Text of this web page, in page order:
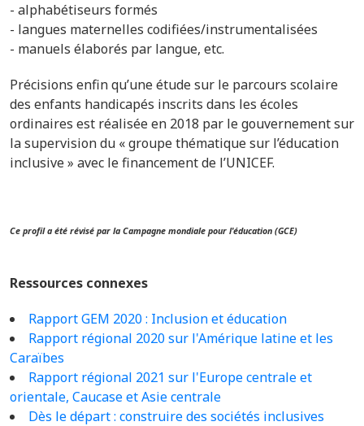
- alphabétiseurs formés
- langues maternelles codifiées/instrumentalisées
- manuels élaborés par langue, etc.
Précisions enfin qu’une étude sur le parcours scolaire
des enfants handicapés inscrits dans les écoles
ordinaires est réalisée en 2018 par le gouvernement sur
la supervision du «groupe thématique sur l’éducation
inclusive » avec le financement de l’UNICEF.
Ce profil a été révisé par la Campagne mondiale pour l'éducation (GCE)
Ressources connexes
Rapport GEM 2020 : Inclusion et éducation
Rapport régional 2020 sur l'Amérique latine et les
Caraïbes
Rapport régional 2021 sur l'Europe centrale et
orientale, Caucase et Asie centrale
Dès le départ : construire des sociétés inclusives